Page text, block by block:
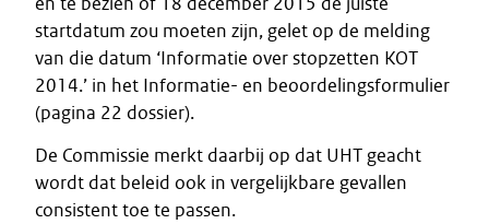
startdatum zou moeten zijn, gelet op de melding
van die datum ‘Informatie over stopzetten KOT
2014.’ in het Informatie- en beoordelingsformulier
(pagina 22 dossier).
De Commissie merkt daarbij op dat UHT geacht
wordt dat beleid ook in vergelijkbare gevallen
consistent toe te passen.